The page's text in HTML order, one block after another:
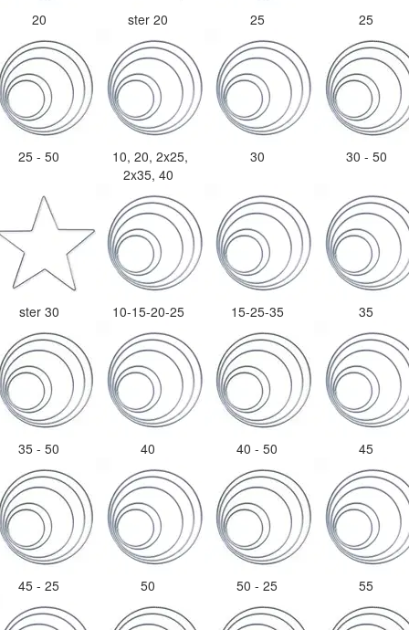
20 ster 20 25 25
25 - 50
10, 20, 2x25,
2x35, 40
30 30 - 50
ster 30 10-15-20-25 15-25-35 35
35 - 50 40 40 - 50 45
45 - 25 50 50 - 25 55